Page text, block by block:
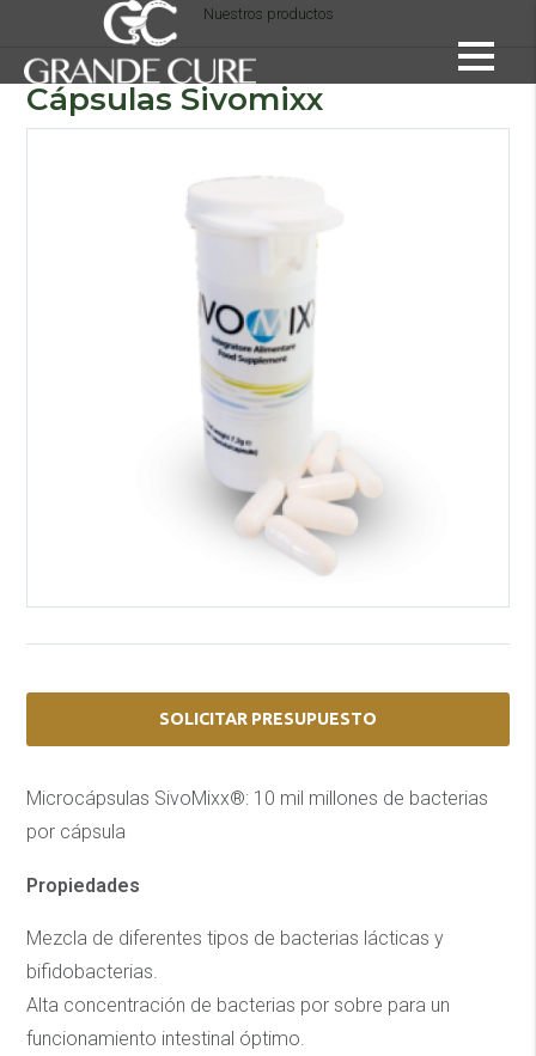
Nuestros productos
Cápsulas Sivomixx
SOLICITAR PRESUPUESTO
Microcápsulas SivoMixx®: 10 mil millones de bacterias
por cápsula
Propiedades
Mezcla de diferentes tipos de bacterias lácticas y
bifidobacterias.
Alta concentración de bacterias por sobre para un
funcionamiento intestinal óptimo.